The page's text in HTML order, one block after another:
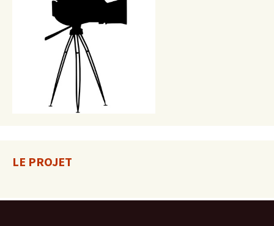
LE PROJET